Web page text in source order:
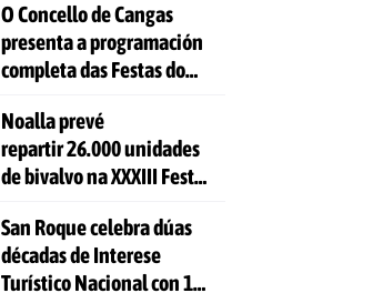
O Concello de Cangas
presenta a programación
completa das Festas do
Noalla prevé
repartir 26.000 unidades
de bivalvo na XXXIII Festa
San Roque celebra dúas
décadas de Interese
Turístico Nacional con 10